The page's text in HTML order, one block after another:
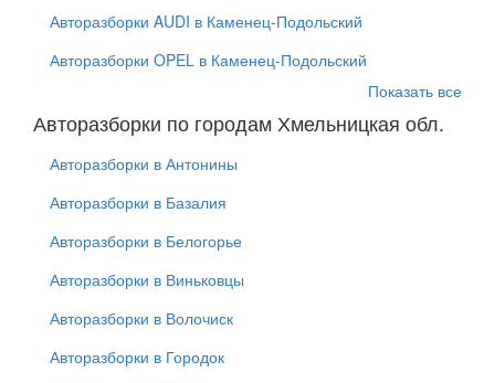
Авторазборки AUDI в Каменец-Подольский
Авторазборки OPEL в Каменец-Подольский
Показать все
Авторазборки по городам Хмельницкая обл.
Авторазборки в Антонины
Авторазборки в Базалия
Авторазборки в Белогорье
Авторазборки в Виньковцы
Авторазборки в Волочиск
Авторазборки в Городок